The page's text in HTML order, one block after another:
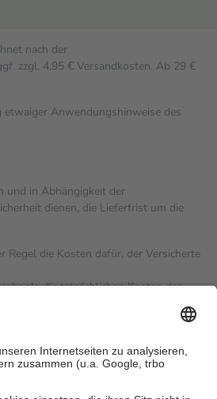
nach der
zzgl. 4,95 € Versandkosten. Ab 29 €
Anwendungshinweise des
und in Abhängigkeit der
dienen, die Lieferfrist um die
die Kosten dafür, der Versicherte
als die tatsächlichen Kosten der